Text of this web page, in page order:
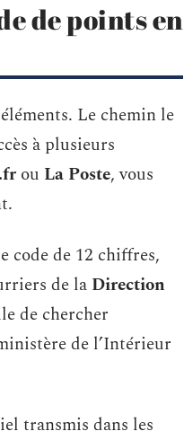
de points en
Le chemin le
à plusieurs
ou La Poste, vous
code de 12 chiffres,
de la Direction
de chercher
de l’Intérieur
transmis dans les